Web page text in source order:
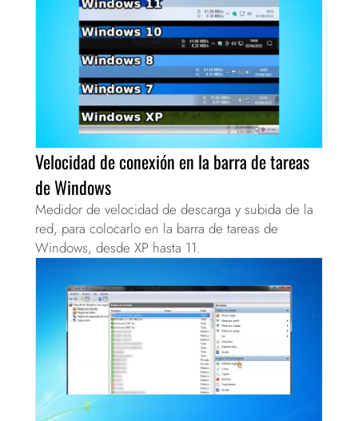
Velocidad de conexión en la barra de tareas
de Windows
Medidor de velocidad de descarga y subida de la
red, para colocarlo en la barra de tareas de
Windows, desde XP hasta 11.